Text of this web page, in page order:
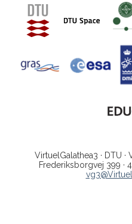
VirtuelGalathea3 · DTU ·
Frederiksborgvej 399 ·